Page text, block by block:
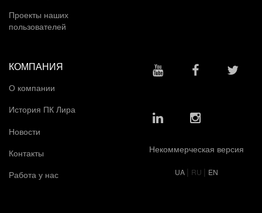
Проекты наших
пользователей
КОМПАНИЯ
О компании
История ПК Лира
Новости
Контакты
Работа у нас
Некоммерческая версия
UA | RU | EN